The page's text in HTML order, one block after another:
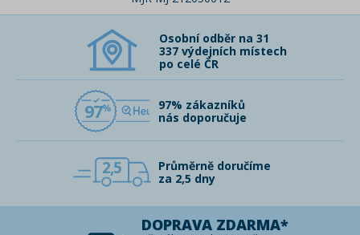
Osobní odběr na 31
337 výdejních místech
po celé ČR
97
97% zákazníků
nás doporučuje
2,5
Průměrně doručíme
za 2,5 dny
DOPRAVA ZDARMA*